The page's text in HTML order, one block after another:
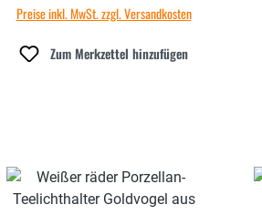
Preise inkl. MwSt. zzgl. Versandkosten
Zum Merkzettel hinzufügen